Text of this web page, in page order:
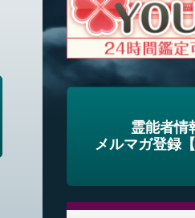
霊能者情
メルマガ登録【